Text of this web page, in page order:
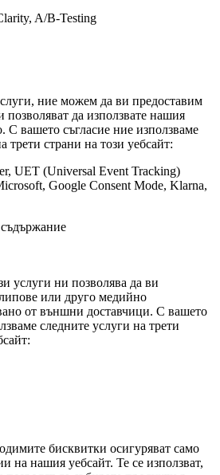
A/B-Testing
ние можем да ви предоставим
да използвате нашия
С вашето съгласие ние използваме
трети страни на този уебсайт:
UET (Universal Event Tracking)
Google Consent Mode, Klarna,
услуги ни позволява да ви
или друго медийно
от външни доставчици. С вашето
следните услуги на трети
бисквитки осигуряват само
на нашия уебсайт. Те се използват,